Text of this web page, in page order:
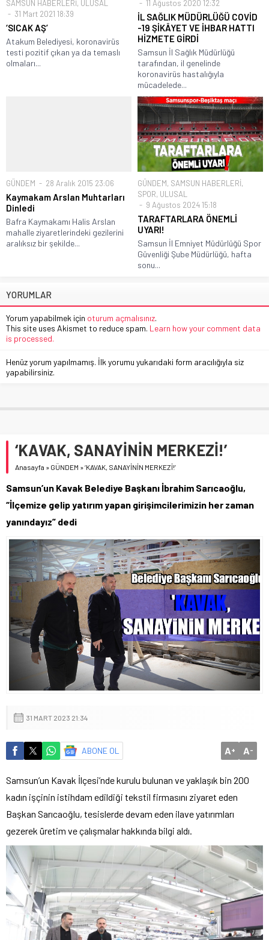
SAMSUN HABERLERİ, ULUSAL
31 Mart 2021 18:39
‘SICAK AŞ’
Atakum Belediyesi, koronavirüs
testi pozitif çıkan ya da temaslı
olmaları...
11 Ağustos 2020 12:32
İL SAĞLIK MÜDÜRLÜĞÜ COVİD
-19 ŞİKÂYET VE İHBAR HATTI
HİZMETE GİRDİ
Samsun İl Sağlık Müdürlüğü
tarafından, il genelinde
koronavirüs hastalığıyla
mücadelede...
GÜNDEM 28 Aralık 2015 23:06
Kaymakam Arslan Muhtarları
Dinledi
Bafra Kaymakamı Halis Arslan
mahalle ziyaretlerindeki gezilerini
aralıksız bir şekilde...
GÜNDEM, SAMSUN HABERLERİ,
SPOR, ULUSAL
9 Ağustos 2024 15:18
TARAFTARLARA ÖNEMLİ
UYARI!
Samsun İl Emniyet Müdürlüğü Spor
Güvenliği Şube Müdürlüğü, hafta
sonu...
YORUMLAR
Yorum yapabilmek için oturum açmalısınız.
This site uses Akismet to reduce spam. Learn how your comment data
is processed.
Henüz yorum yapılmamış. İlk yorumu yukarıdaki form aracılığıyla siz
yapabilirsiniz.
‘KAVAK, SANAYİNİN MERKEZİ!’
Anasayfa » GÜNDEM »‘KAVAK, SANAYİNİN MERKEZİ!’
Samsun’un Kavak Belediye Başkanı İbrahim Sarıcaoğlu,
“İlçemize gelip yatırım yapan girişimcilerimizin her zaman
yanındayız” dedi
31 MART 2023 21:34
ABONE OL A+ A-
Samsun’un Kavak İlçesi’nde kurulu bulunan ve yaklaşık bin 200
kadın işçinin istihdam edildiği tekstil firmasını ziyaret eden
Başkan Sarıcaoğlu, tesislerde devam eden ilave yatırımları
gezerek üretim ve çalışmalar hakkında bilgi aldı.